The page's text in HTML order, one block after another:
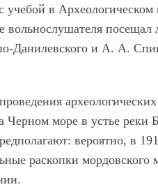
в Археологическом
вольнослушателя посещал
Данилевского и А. А.
Черном море в устье реки
вероятно, в
раскопки мордовского